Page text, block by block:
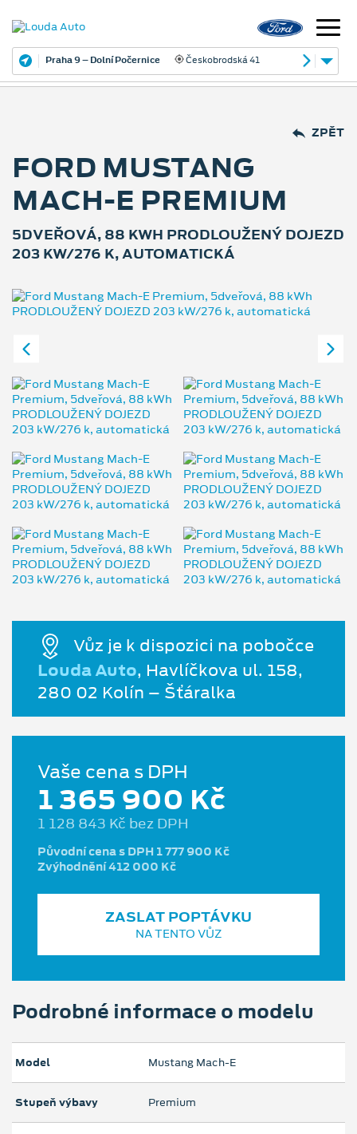
Praha 9 – Dolní Počernice Českobrodská 41
ZPĚT
FORD MUSTANG
MACH‑E PREMIUM
5DVEŘOVÁ, 88 KWH PRODLOUŽENÝ DOJEZD
203 KW/276 K, AUTOMATICKÁ
Vůz je k dispozici na pobočce
Louda Auto, Havlíčkova ul. 158,
280 02 Kolín – Šťáralka
Vaše cena s DPH
1 365 900 Kč
1 128 843 Kč bez DPH
Původní cena s DPH 1 777 900 Kč
Zvýhodnění 412 000 Kč
ZASLAT POPTÁVKU
NA TENTO VŮZ
Podrobné informace o modelu
Model Mustang Mach‑E
Stupeň výbavy Premium